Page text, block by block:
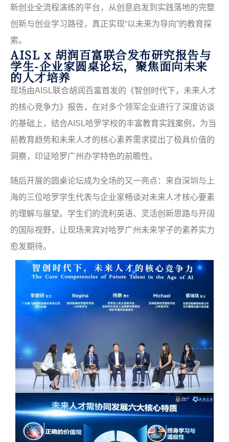
新创业全流程演练的平台，从创意启发到实践落地的完整
创新与创业学习路径，真正实现“以未来为导向”的教育探
索。
AISL x 胡润百富联合发布研究报告与
学生-企业家圆桌论坛，聚焦面向未来
的人才培养
现场由AISL联合胡润百富首发的《智创时代下，未来人才
的核心竞争力》报告，在对多个领军企业进行了深度访谈
的基础上，结合AISL哈罗学校的丰富教育实践案例，为当
前教育趋势和未来人才的核心素养需求提出了极具价值的
洞察，印证哈罗广州办学特色的前瞻性。
随后开展的圆桌论坛成为全场的又一亮点：来自深圳与上
海的三位哈罗学生代表与企业家畅谈对未来人才核心要素
的理解与展望。学生们的流利英语、灵活创新思路与开阔
的国际视野，让现场来宾对哈罗广州未来学子的素养实力
愈发期待。